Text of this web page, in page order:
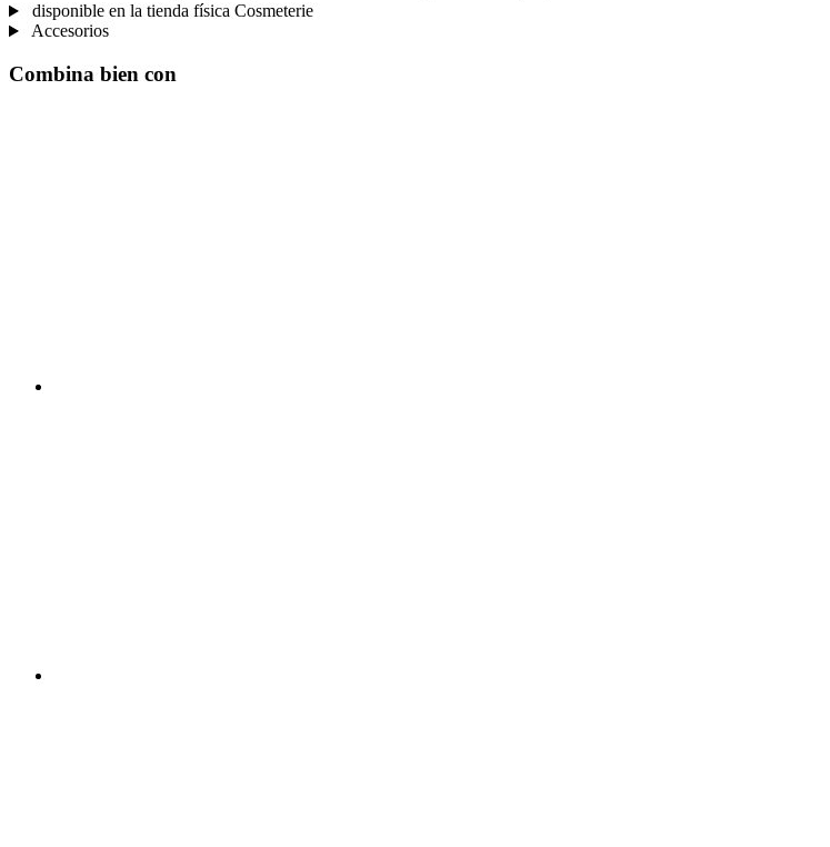
disponible en la tienda física Cosmeterie
Accesorios
Combina bien con